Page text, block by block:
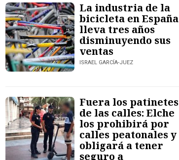
La industria de la
bicicleta en España
lleva tres años
disminuyendo sus
ventas
ISRAEL GARCÍA-JUEZ
Fuera los patinetes
de las calles: Elche
los prohibirá por
calles peatonales y
obligará a tener
seguro a